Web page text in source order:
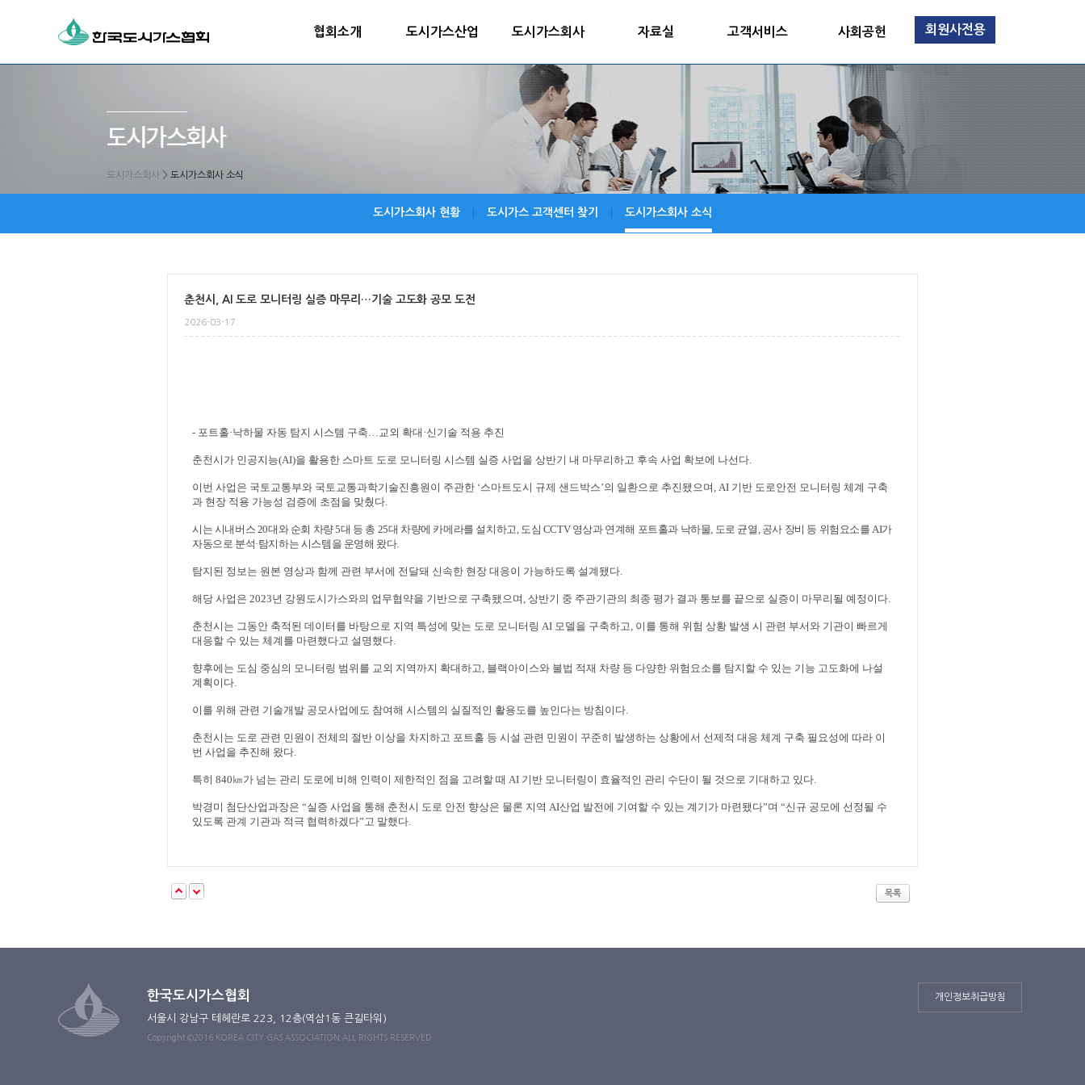
협회소개 도시가스산업 도시가스회사 자료실 고객서비스 사회공헌 회원사전용
도시가스회사 > 도시가스회사 소식
도시가스회사 현황 도시가스 고객센터 찾기 도시가스회사 소식
춘천시, AI 도로 모니터링 실증 마무리…기술 고도화 공모 도전
2026-03-17
- 포트홀·낙하물 자동 탐지 시스템 구축…교외 확대 ·신기술 적용 추진
춘천시가 인공지능(AI)을 활용한 스마트 도로 모니터링 시스템 실증 사업을 상반기 내 마무리하고 후속 사업 확보에 나선다.
이번 사업은 국토교통부와 국토교통과학기술진흥원이 주관한 ‘스마트도시 규제 샌드박스’의 일환으로 추진됐으며, AI 기반 도로안전 모니터링 체계 구축
과 현장 적용 가능성 검증에 초점을 맞췄다.
시는 시내버스 20대와 순회 차량5대 등 총 25대 차량에 카메라를 설치하고, 도심 CCTV 영상과 연계해 포트홀과 낙하물, 도로 균열, 공사 장비 등 위험요소를AI가
자동으로 분석·탐지하는 시스템을 운영해 왔다.
탐지된 정보는 원본 영상과 함께 관련 부서에 전달돼 신속한 현장 대응이 가능하도록 설계됐다.
해당 사업은 2023년 강원도시가스와의 업무협약을 기반으로 구축됐으며, 상반기 중 주관기관의 최종 평가 결과 통보를 끝으로 실증이 마무리될 예정이다.
춘천시는 그동안 축적된 데이터를 바탕으로 지역 특성에 맞는 도로 모니터링 AI 모델을 구축하고, 이를 통해 위험 상황 발생 시 관련 부서와 기관이 빠르게
대응할 수 있는 체계를 마련했다고 설명했다.
향후에는 도심 중심의 모니터링 범위를 교외 지역까지 확대하고, 블랙아이스와 불법 적재 차량 등 다양한 위험요소를 탐지할 수 있는 기능 고도화에 나설
계획이다.
이를 위해 관련 기술개발 공모사업에도 참여해 시스템의 실질적인 활용도를 높인다는 방침이다.
춘천시는 도로 관련 민원이 전체의 절반 이상을 차지하고 포트홀 등 시설 관련 민원이 꾸준히 발생하는 상황에서 선제적 대응 체계 구축 필요성에 따라 이
번 사업을 추진해 왔다.
특히 840㎞가 넘는 관리 도로에 비해 인력이 제한적인 점을 고려할 때 AI 기반 모니터링이 효율적인 관리 수단이 될 것으로 기대하고 있다.
박경미 첨단산업과장은 “실증 사업을 통해 춘천시 도로 안전 향상은 물론 지역 AI산업 발전에 기여할 수 있는 계기가 마련됐다”며 “신규 공모에 선정될 수
있도록 관계 기관과 적극 협력하겠다”고 말했다.
목록
한국도시가스협회
서울시 강남구 테헤란로 223, 12층(역삼1동 큰길타워)
Copyright ©2016 KOREA CITY GAS ASSOCIATION ALL RIGHTS RESERVED
개인정보취급방침